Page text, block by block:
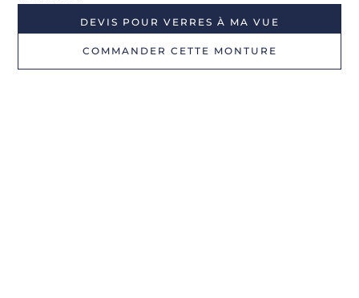
DEVIS POUR VERRES À MA VUE
COMMANDER CETTE MONTURE